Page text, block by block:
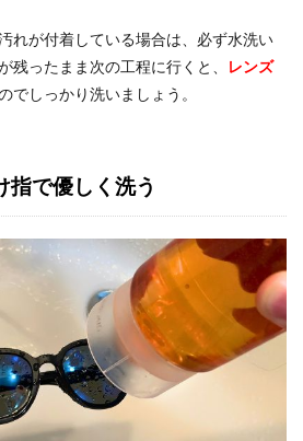
れが付着している場合は、必ず水洗い
残ったまま次の工程に行くと、
レンズ
でしっかり洗いましょう。
指で優しく洗う